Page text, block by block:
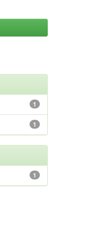
1
1
1